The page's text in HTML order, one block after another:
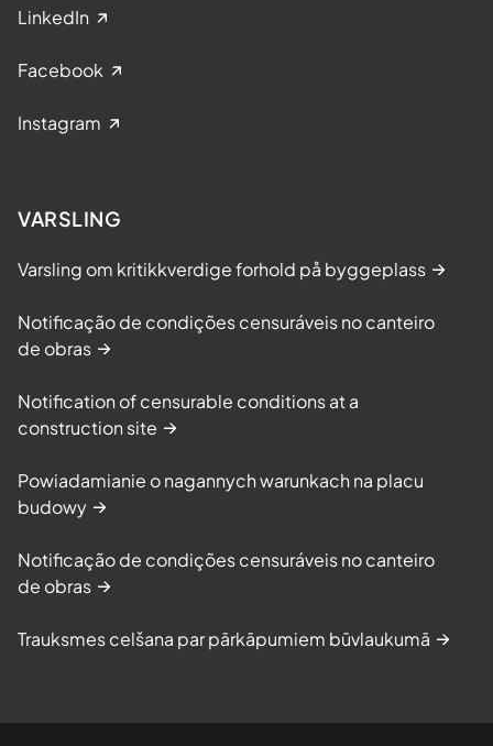
LinkedIn
Facebook
Instagram
VARSLING
Varsling om kritikkverdige forhold på byggeplass
Notificação de condições censuráveis no canteiro
de obras
Notification of censurable conditions at a
construction site
Powiadamianie o nagannych warunkach na placu
budowy
Notificação de condições censuráveis no canteiro
de obras
Trauksmes celšana par pārkāpumiem būvlaukumā